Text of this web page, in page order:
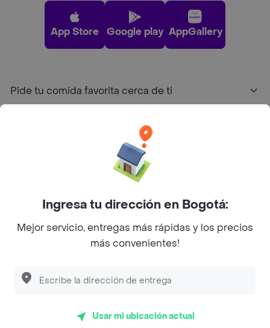
App Store Google play AppGallery
Pide tu comida favorita cerca de ti
Sobre Rappi
Facebook
TwitterInstagram
Ingresa tu dirección en Bogotá:
Mejor servicio, entregas más rápidas y los precios
más convenientes!
Usar mi ubicación actual